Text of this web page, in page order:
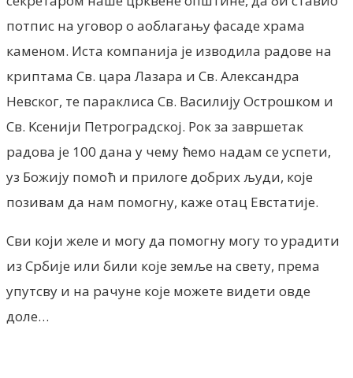
потпис на уговор о аоблагању фасаде храма
каменом. Иста компанија је изводила радове на
криптама Св. цара Лазара и Св. Александра
Невског, те параклиса Св. Василију Острошком и
Св. Kсенији Петроградској. Рок за завршетак
радова је 100 дана у чему ћемо надам се успети,
уз Божију помоћ и прилоге добрих људи, које
позивам да нам помогну, каже отац Евстатије.
Сви који желе и могу да помогну могу то урадити
из Србије или били које земље на свету, према
упутсву и на рачуне које можете видети овде
доле…